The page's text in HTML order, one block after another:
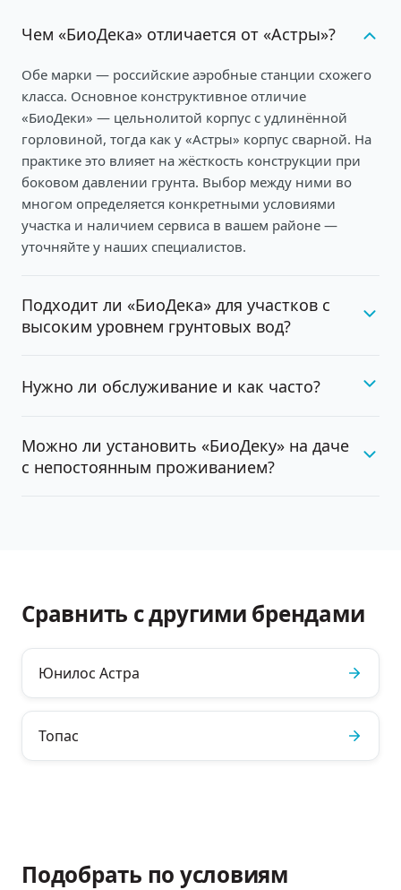
Чем «БиоДека» отличается от «Астры»?
Обе марки — российские аэробные станции схожего
класса. Основное конструктивное отличие
«БиоДеки» — цельнолитой корпус с удлинённой
горловиной, тогда как у «Астры» корпус сварной. На
практике это влияет на жёсткость конструкции при
боковом давлении грунта. Выбор между ними во
многом определяется конкретными условиями
участка и наличием сервиса в вашем районе —
уточняйте у наших специалистов.
Подходит ли «БиоДека» для участков с
высоким уровнем грунтовых вод?
Нужно ли обслуживание и как часто?
Можно ли установить «БиоДеку» на даче
с непостоянным проживанием?
Сравнить с другими брендами
Юнилос Астра
Топас
Подобрать по условиям